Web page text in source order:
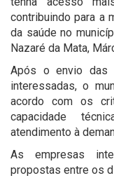
contribuindo para a
da saúde no
Nazaré da Mata,
Após o envio das
interessadas, o
acordo com os
capacidade
atendimento à
As empresas
propostas entre os